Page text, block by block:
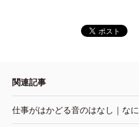
関連記事
仕事がはかどる音のはなし｜な